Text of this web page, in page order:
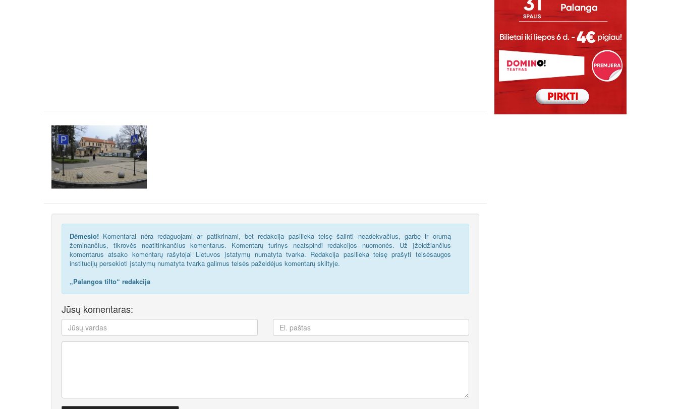
Dėmesio! Komentarai nėra redaguojami ar patikrinami, bet redakcija pasilieka teisę šalinti neadekvačius, garbę ir orumą
žeminančius, tikrovės neatitinkančius komentarus. Komentarų turinys neatspindi redakcijos nuomonės. Už įžeidžiančius
komentarus atsako komentarų rašytojai Lietuvos įstatymų numatyta tvarka. Redakcija pasilieka teisę prašyti teisėsaugos
institucijų persekioti įstatymų numatyta tvarka galimus teisės pažeidėjus komentarų skiltyje.
„Palangos tilto“ redakcija
Jūsų komentaras: